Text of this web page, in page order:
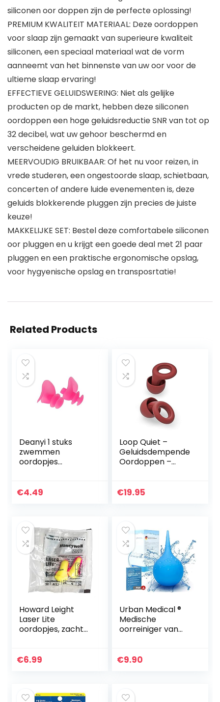
siliconen oor doppen zijn de perfecte oplossing!
PREMIUM KWALITEIT MATERIAAL: Deze oordoppen
voor slaap zijn gemaakt van superieure kwaliteit
siliconen, een speciaal materiaal wat de vorm
aanneemt van het binnenste van uw oor voor de
ultieme slaap ervaring!
EFFECTIEVE GELUIDSWERING: Niet als gelijke
producten op de markt, hebben deze siliconen
oordoppen een hoge geluidsreductie SNR van tot op
32 decibel, wat uw gehoor beschermd en
verscheidene geluiden blokkeert.
MEERVOUDIG BRUIKBAAR: Of het nu voor reizen, in
vrede studeren, een ongestoorde slaap, schietbaan,
concerten of andere luide evenementen is, deze
geluids blokkerende pluggen zijn precies de juiste
keuze!
MAKKELIJKE SET: Bestel deze comfortabele siliconen
oor pluggen en u krijgt een goede deal met 21 paar
pluggen en een praktische ergonomische opslag,
voor hygyenische opslag en transposrtatie!
Related Products
Deanyi 1 stuks
zwemmen
oordopjes
oordopjes
mannelijke…
€4.49
Loop Quiet –
Geluidsdempende
Oordoppen –
Gehoorbeschermi
€19.95
Howard Leight
Laser Lite
oordopjes, zacht
€6.99
Urban Medical ®
Medische
oorreiniger van
aar voor
€9.90